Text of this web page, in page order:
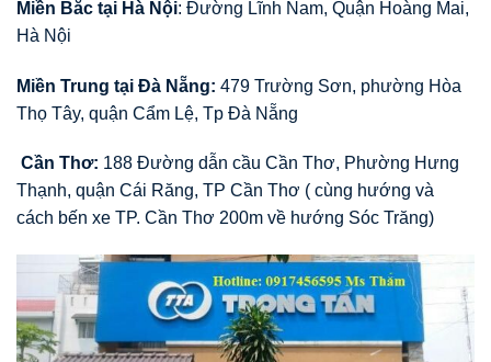
Miền Bắc tại Hà Nội: Đường Lĩnh Nam, Quận Hoàng Mai,
Hà Nội
Miền Trung tại Đà Nẵng: 479 Trường Sơn, phường Hòa
Thọ Tây, quận Cẩm Lệ, Tp Đà Nẵng
Cần Thơ: 188 Đường dẫn cầu Cần Thơ, Phường Hưng
Thạnh, quận Cái Răng, TP Cần Thơ ( cùng hướng và
cách bến xe TP. Cần Thơ 200m về hướng Sóc Trăng)